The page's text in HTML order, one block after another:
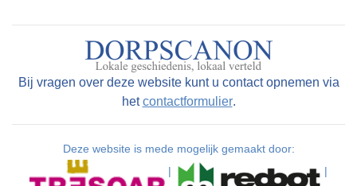
Bij vragen over deze website kunt u contact opnemen via
hetcontactformulier.
Deze website is mede mogelijk gemaakt door:
|
|